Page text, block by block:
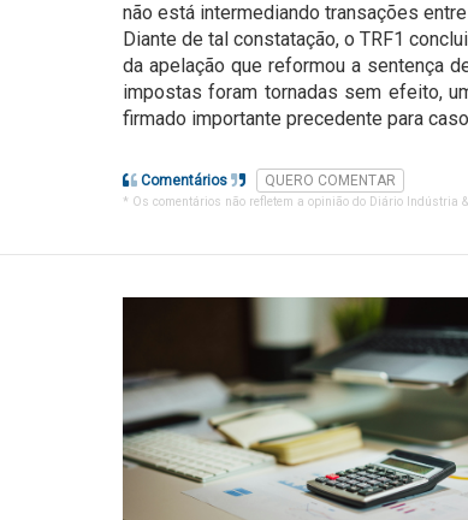
não está intermediando transações
Diante de tal constatação, o TRF1
da apelação que reformou a sentença
impostas foram tornadas sem efeito,
firmado importante precedente para
Comentários QUERO COMENTAR
* Os comentários não refletem a opinião do Diário Indústria